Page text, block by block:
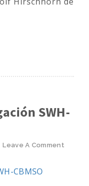
SWH-
Leave A Comment